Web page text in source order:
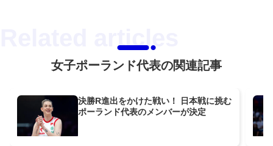
女子ポーランド代表の関連記事
決勝R進出をかけた戦い！ 日本戦に挑む
ポーランド代表のメンバーが決定